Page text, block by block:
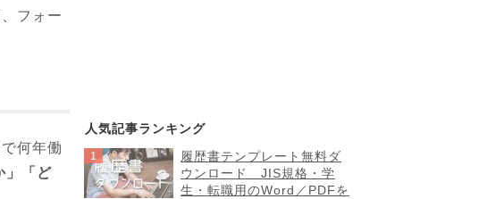
フォー
何年働
」「ど
人気記事ランキング
履歴書テンプレート無料ダ
ウンロード JIS規格・学
生・転職用のWord／PDFを